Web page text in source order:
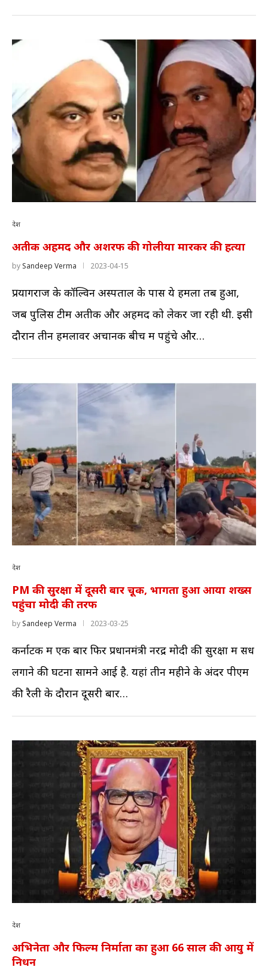
देश
अतीक अहमद और अशरफ की गोलीया मारकर की हत्या
by Sandeep Verma 2023-04-15
प्रयागराज के कॉल्विन अस्पताल के पास ये हमला तब हुआ,
जब पुलिस टीम अतीक और अहमद को लेकर जा रही थी. इसी
दौरान तीन हमलावर अचानक बीच में पहुंचे और…
देश
PM की सुरक्षा में दूसरी बार चूक, भागता हुआ आया शख्स
पहुंचा मोदी की तरफ
by Sandeep Verma 2023-03-25
कर्नाटक में एक बार फिर प्रधानमंत्री नरेंद्र मोदी की सुरक्षा में सेंध
लगाने की घटना सामने आई है. यहां तीन महीने के अंदर पीएम
की रैली के दौरान दूसरी बार…
देश
अभिनेता और फिल्म निर्माता का हुआ 66 साल की आयु में
निधन